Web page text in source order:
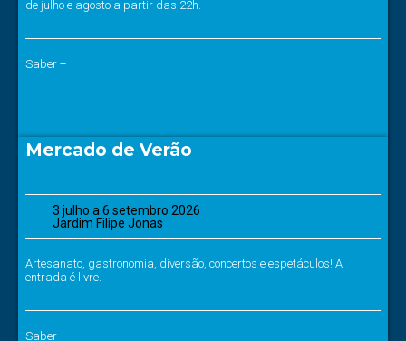
de julho e agosto a partir das 22h.
Saber +
Mercado de Verão
3 julho a 6 setembro 2026
Jardim Filipe Jonas
Artesanato, gastronomia, diversão, concertos e espetáculos! A
entrada é livre.
Saber +